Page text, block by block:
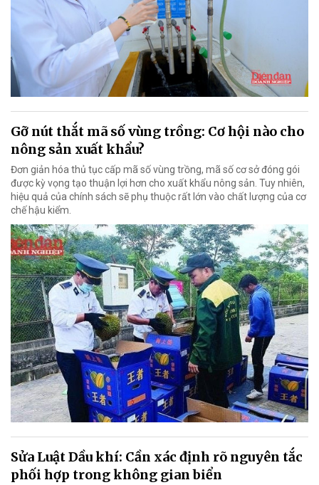
Gỡ nút thắt mã số vùng trồng: Cơ hội nào cho
nông sản xuất khẩu?
Đơn giản hóa thủ tục cấp mã số vùng trồng, mã số cơ sở đóng gói
được kỳ vọng tạo thuận lợi hơn cho xuất khẩu nông sản. Tuy nhiên,
hiệu quả của chính sách sẽ phụ thuộc rất lớn vào chất lượng của cơ
chế hậu kiểm.
Sửa Luật Dầu khí: Cần xác định rõ nguyên tắc
phối hợp trong không gian biển